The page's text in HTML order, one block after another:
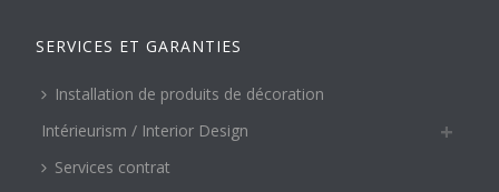
SERVICES ET GARANTIES
Installation de produits de décoration
Intérieurism / Interior Design
Services contrat